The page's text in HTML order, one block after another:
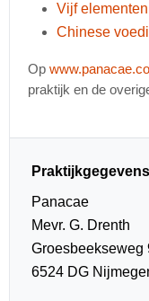
Vijf
Chinese
Op
praktijk en de
Praktijkgegevens
Panacae
Mevr. G. Drenth
Groesbeekseweg
6524 DG